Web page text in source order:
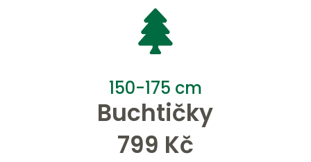

150-175 cm
Buchtičky
799 Kč